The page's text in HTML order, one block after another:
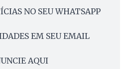
NO SEU WHATSAPP
EM SEU EMAIL
AQUI